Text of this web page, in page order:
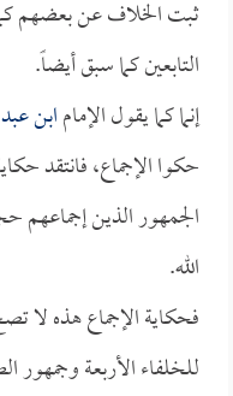
ثبت الخلاف عن بعضهم
التابعين كما سبق أيضاً.
إنما كما يقول الإمامابن
حكوا الإجماع، فانتقد
الجمهور الذين إجماعهم
الله.
فحكاية الإجماع هذه لا
للخلفاء الأربعة وجمهور